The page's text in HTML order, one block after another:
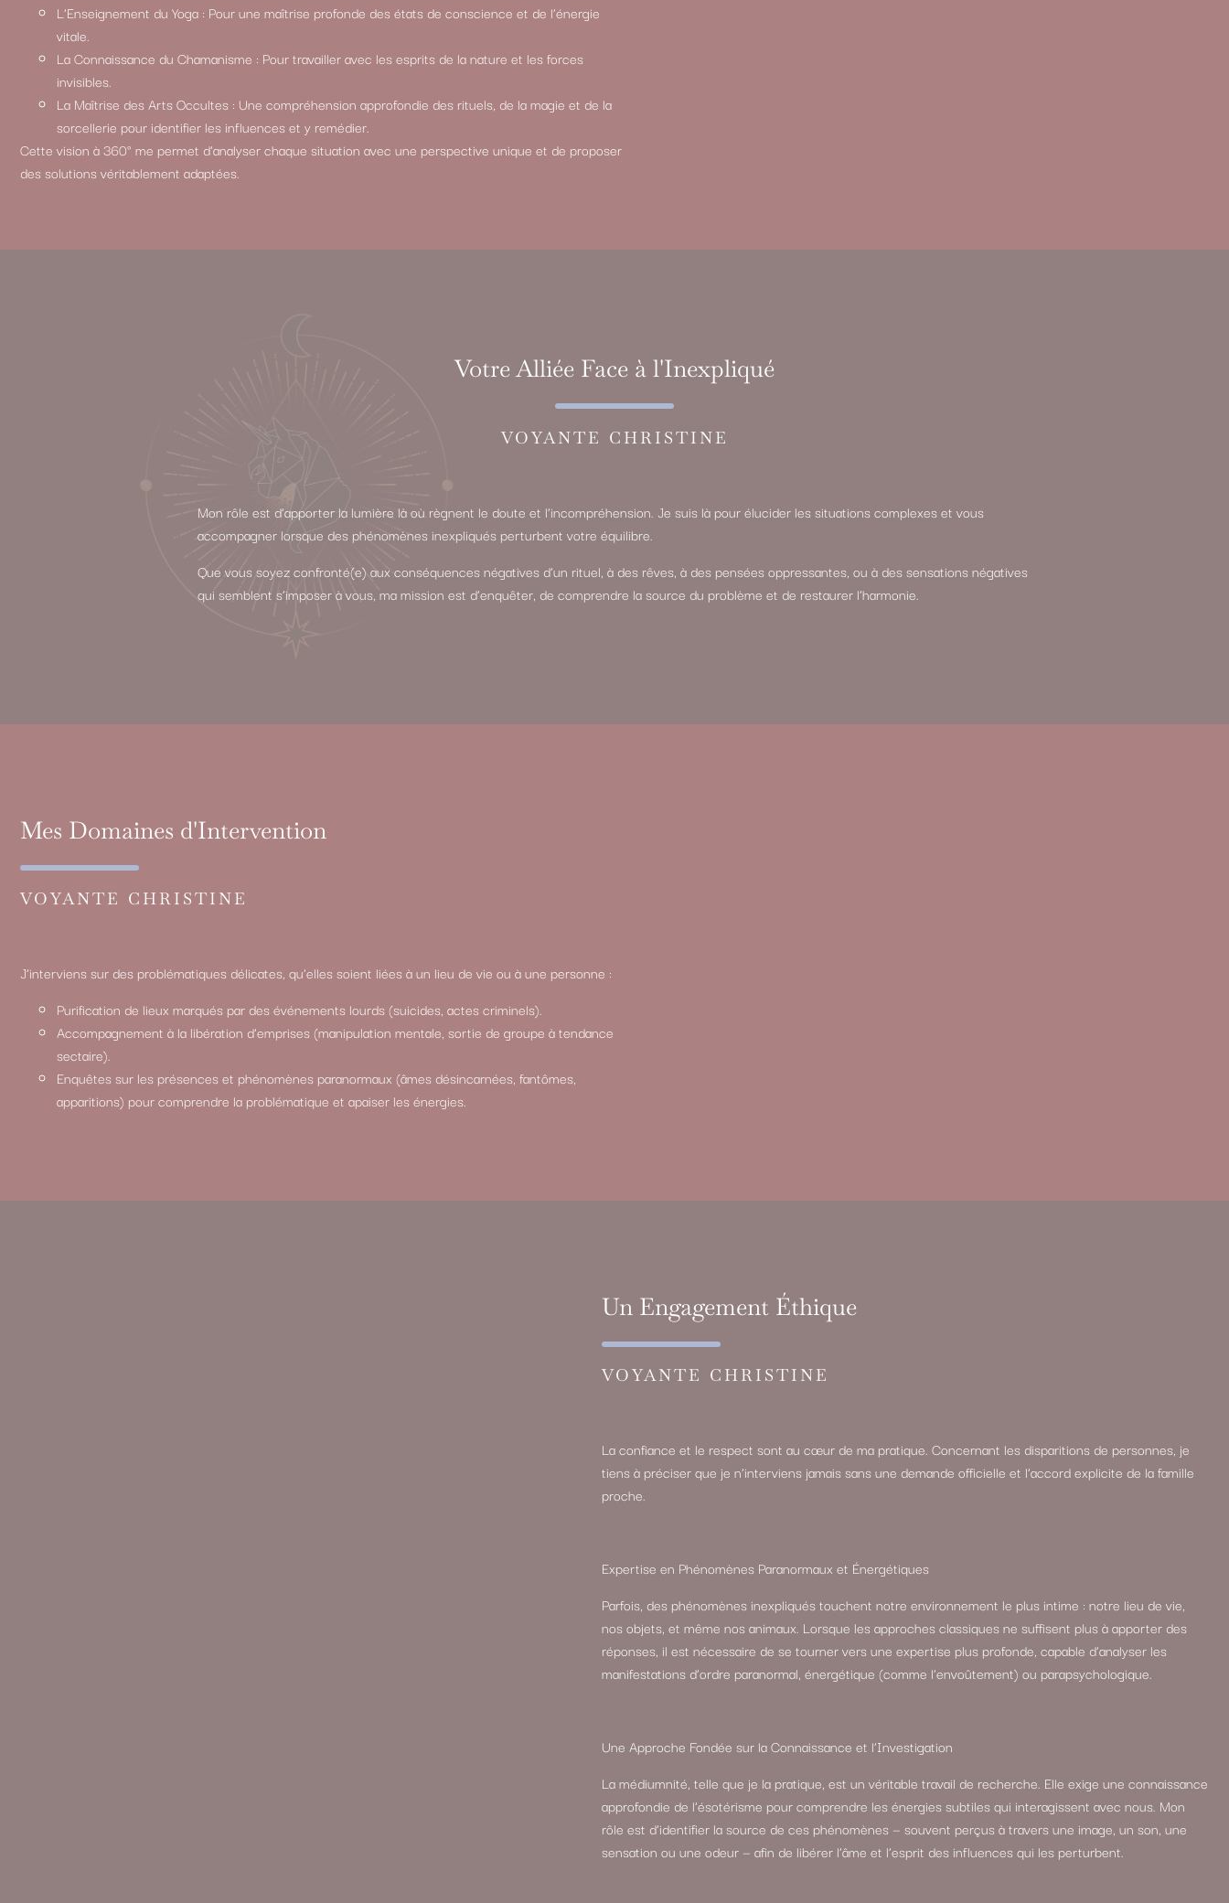
L’Enseignement du Yoga : Pour une maîtrise profonde des états de conscience et de l’énergie
vitale.
La Connaissance du Chamanisme : Pour travailler avec les esprits de la nature et les forces
invisibles.
La Maîtrise des Arts Occultes : Une compréhension approfondie des rituels, de la magie et de la
sorcellerie pour identifier les influences et y remédier.
Cette vision à 360° me permet d’analyser chaque situation avec une perspective unique et de proposer
des solutions véritablement adaptées.
Votre Alliée Face à l'Inexpliqué
VOYANTE CHRISTINE
Mon rôle est d’apporter la lumière là où règnent le doute et l’incompréhension. Je suis là pour élucider les situations complexes et vous
accompagner lorsque des phénomènes inexpliqués perturbent votre équilibre.
Que vous soyez confronté(e) aux conséquences négatives d’un rituel, à des rêves, à des pensées oppressantes, ou à des sensations négatives
qui semblent s’imposer à vous, ma mission est d’enquêter, de comprendre la source du problème et de restaurer l’harmonie.
Mes Domaines d'Intervention
VOYANTE CHRISTINE
J’interviens sur des problématiques délicates, qu’elles soient liées à un lieu de vie ou à une personne :
Purification de lieux marqués par des événements lourds (suicides, actes criminels).
Accompagnement à la libération d’emprises (manipulation mentale, sortie de groupe à tendance
sectaire).
Enquêtes sur les présences et phénomènes paranormaux (âmes désincarnées, fantômes,
apparitions) pour comprendre la problématique et apaiser les énergies.
Un Engagement Éthique
VOYANTE CHRISTINE
La confiance et le respect sont au cœur de ma pratique. Concernant les disparitions de personnes, je
tiens à préciser que je n’interviens jamais sans une demande officielle et l’accord explicite de la famille
proche.
Expertise en Phénomènes Paranormaux et Énergétiques
Parfois, des phénomènes inexpliqués touchent notre environnement le plus intime : notre lieu de vie,
nos objets, et même nos animaux. Lorsque les approches classiques ne suffisent plus à apporter des
réponses, il est nécessaire de se tourner vers une expertise plus profonde, capable d’analyser les
manifestations d’ordre paranormal, énergétique (comme l’envoûtement) ou parapsychologique.
Une Approche Fondée sur la Connaissance et l’Investigation
La médiumnité, telle que je la pratique, est un véritable travail de recherche. Elle exige une connaissance
approfondie de l’ésotérisme pour comprendre les énergies subtiles qui interagissent avec nous. Mon
rôle est d’identifier la source de ces phénomènes — souvent perçus à travers une image, un son, une
sensation ou une odeur — afin de libérer l’âme et l’esprit des influences qui les perturbent.